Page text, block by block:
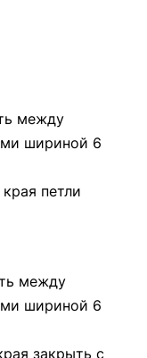
между
шириной 6
петли
между
шириной 6
закрыть с